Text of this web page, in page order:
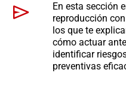
En esta sección
reproducción
los que te
cómo actuar
identificar
preventivas